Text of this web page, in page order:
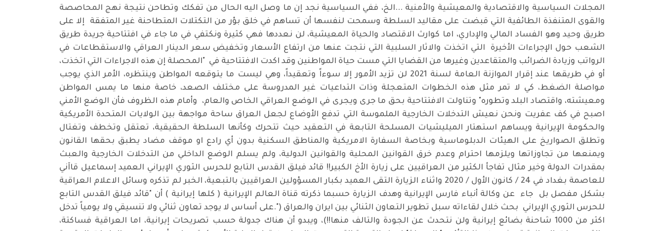
المجلات السياسية والاقتصادية والمعيشية والأمنية ...الخ، ففي السياسية نجد إن ما وصل اليه الحال من تفكك وتطاحن نتيجة نهج المحاصصة
والقوى المتنفذة الطائفية التي قبضت على مقاليد السلطة وسمحت لنفسها أن تساهم في خلق بؤر من التكتلات المتطاحنة غير المتفقة إلا على
طريق وحيد وهو الفساد المالي والإداري، اما كوارث الاقتصاد والحياة المعيشية، لن نعددها فهي كثيرة ونكتفي في ما جاء في افتتاحية جريدة طريق
الشعب حول الإجراءات الأخيرة التي اتخذت والاثار السلبية التي نتجت عنها من ارتفاع الأسعار وتخفيض سعر الدينار العراقي والاستقطاعات في
الرواتب وزيادة الضرائب والمتقاعدين وغيرها من القضايا التي مست حياة المواطنين وقد اكدت الافتتاحية في "المحصلة إن هذه الاجراءات التي اتخذت،
أو في طريقها عند إقرار الموازنة العامة لسنة 2021 لن تزيد الأمور إلا سوءاً وتعقيداً، وهي ليست ما يتوقعه المواطن وينتظره، الأمر الذي يوجب
مواصلة الضغط، كي لا تمر مثل هذه الخطوات المتعجلة وذات التداعيات غير المدروسة على مختلف الصعد، خاصة منها ما يمس المواطن
ومعيشته، واقتصاد البلد وتطوره" وتناولت الافتتاحية بحق ما جرى ويجرى في الوضع العراقي الخاص والعام، وأمام هذه الظروف فأن الوضع الأمني
اصبح في كف عفريت ونحن نعيش التدخلات الخارجية الملموسة التي تدفع الأوضاع لجعل العراق ساحة مواجهة بين الولايات المتحدة الأمريكية
والحكومة الإيرانية ويساهم استهتار الميليشيات المسلحة التابعة في التعقيد حيث تتحرك وكأنها السلطة الحقيقية، تعتقل وتخطف وتغتال
وتطلق الصواريخ على الهيئات الدبلوماسية وبخاصة السفارة الامريكية والمناطق السكنية بدون أي رادع او موقف مضاد يطبق بحقها القانون
ويمنعها من تجاوزاتها ويلزمها احترام وعدم خرق القوانين المحلية والقوانين الدولية، ولم يسلم الوضع الداخلي من التدخلات الخارجية والعبث
بمقدرات الدولة وخير مثال تفاجأ الكثير من العراقيين على زيارة الأخ الكبير!! قائد فيلق القدس التابع للحرس الثوري الإيراني العميد إسماعيل قاآني
للعاصمة بغداد في 24 / كانون الأول / 2020 واثناء الزيارة التقى العميد بكبار المسؤولين العراقيين بالتبعية، الخبر لم تذكره وسائل الاعلام العراقية
بشكل مفصل بل جاء عن وكالة أنباء فارس الإيرانية وهدف الزيارة حسبما ذكرته قناة العالم الإيرانية ( كلها إيرانية ) أن "قائد فيلق القدس التابع
للحرس الثوري الإيراني بحث خلال لقاءاته سبل تطوير التعاون الثنائي بين ايران والعراق (".على أساس لا يوجد تعاون ثنائي ولا تنسيقي ولا يومياً تدخل
اكثر من 1000 شاحنة بضائع إيرانية ولن نتحدث عن الجودة والتالف منها!!)، ويبدو أن هناك جدولة حسب تصريحات إيرانية، اما العراقية فساكتة،